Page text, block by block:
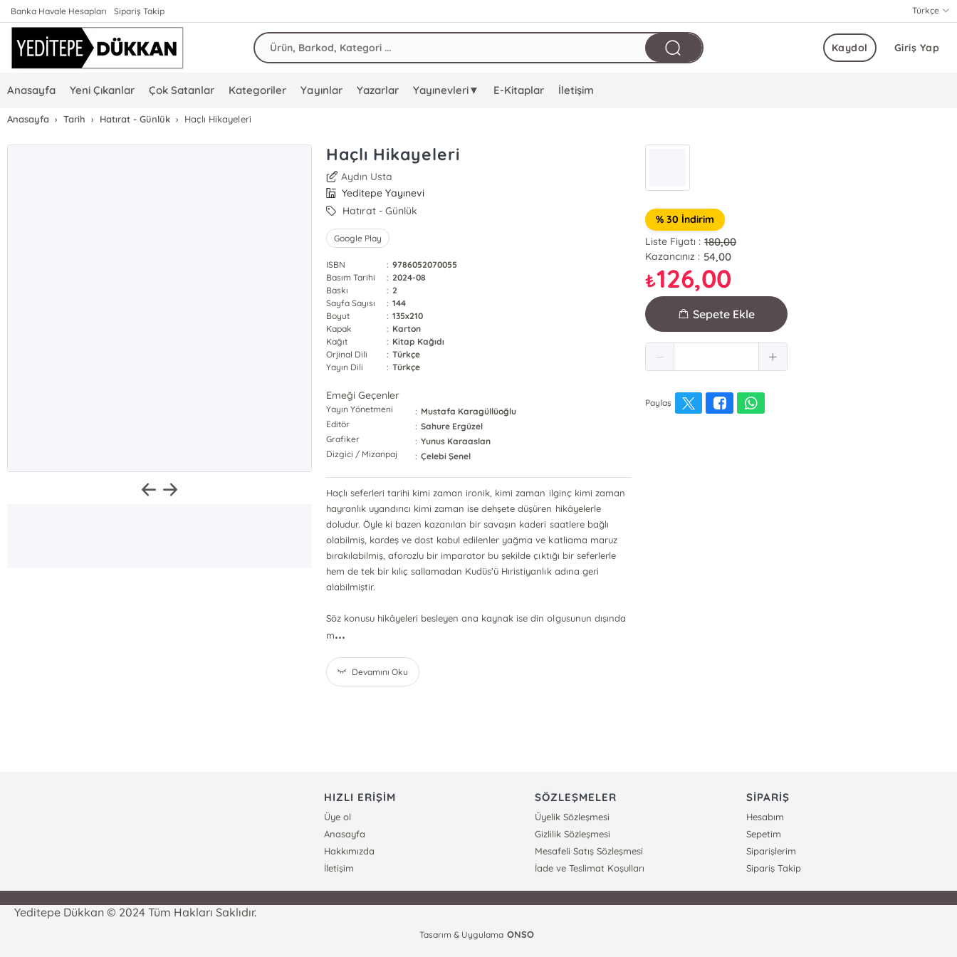
Banka Havale Hesapları Sipariş Takip Türkçe
Giriş Yap
Kaydol
Anasayfa Yeni Çıkanlar Çok Satanlar Kategoriler Yayınlar Yazarlar Yayınevleri▼ E-Kitaplar İletişim
Anasayfa Tarih Hatırat - Günlük Haçlı Hikayeleri
Haçlı Hikayeleri
Aydın Usta
Yeditepe Yayınevi
Hatırat - Günlük
Google Play
ISBN : 9786052070055
Basım Tarihi
: 2024-08
Baskı
: 2
Sayfa Sayısı
: 144
Boyut
: 135x210
Kapak
: Karton
Kağıt
: Kitap Kağıdı
Orjinal Dili
: Türkçe
Yayın Dili
: Türkçe
Emeği Geçenler
Yayın Yönetmeni : Mustafa Karagüllüoğlu
Editör
: Sahure Ergüzel
Grafiker
: Yunus Karaaslan
Dizgici / Mizanpaj
: Çelebi Şenel
Haçlı seferleri tarihi kimi zaman ironik, kimi zaman ilginç kimi zaman
hayranlık uyandırıcı kimi zaman ise dehşete düşüren hikâyelerle
doludur. Öyle ki bazen kazanılan bir savaşın kaderi saatlere bağlı
olabilmiş, kardeş ve dost kabul edilenler yağma ve katliama maruz
bırakılabilmiş, aforozlu bir imparator bu şekilde çıktığı bir seferlerle
hem de tek bir kılıç sallamadan Kudüs'ü Hıristiyanlık adına geri
alabilmiştir.
Söz konusu hikâyeleri besleyen ana kaynak ise din olgusunun dışında
m...
Devamını Oku
% 30 İndirim
Liste Fiyatı : 180,00
Kazancınız : 54,00
₺126,00
Sepete Ekle
Paylaş
HIZLI ERİŞİM
Üye ol
Anasayfa
Hakkımızda
İletişim
SÖZLEŞMELER
Üyelik Sözleşmesi
Gizlilik Sözleşmesi
Mesafeli Satış Sözleşmesi
İade ve Teslimat Koşulları
SİPARİŞ
Hesabım
Sepetim
Siparişlerim
Sipariş Takip
Yeditepe Dükkan © 2024 Tüm Hakları Saklıdır.
Tasarım & Uygulama ONSO